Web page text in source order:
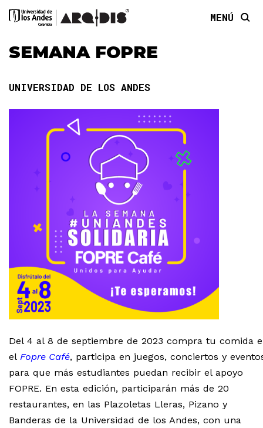
MENÚ
SEMANA FOPRE
UNIVERSIDAD DE LOS ANDES
Del 4 al 8 de septiembre de 2023 compra tu comida
el Fopre Café, participa en juegos, conciertos y
para que más estudiantes puedan recibir el apoyo
FOPRE. En esta edición, participarán más de 20
restaurantes, en las Plazoletas Lleras, Pizano y
Banderas de la Universidad de los Andes, con una